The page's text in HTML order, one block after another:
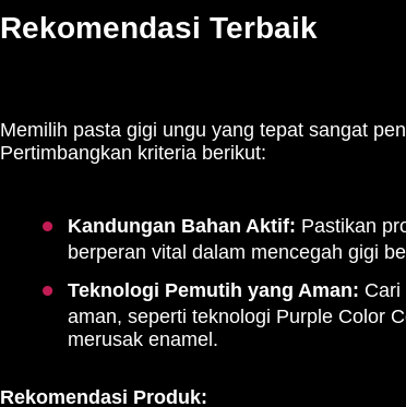
Rekomendasi Terbaik
Memilih pasta gigi ungu yang tepat sangat
Pertimbangkan kriteria berikut:
Kandungan Bahan Aktif: Pastikan
berperan vital dalam mencegah gigi
Teknologi Pemutih yang Aman: Cari
aman, seperti teknologi Purple Color
merusak enamel.
Rekomendasi Produk: